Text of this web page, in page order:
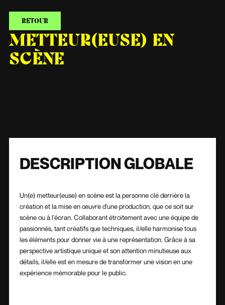
METTEUR(EUSE) EN
SCÈNE
RETOUR
DESCRIPTION GLOBALE
Un(e) metteur(euse) en scène est la personne clé derrière la
création et la mise en œuvre d'une production, que ce soit sur
scène ou à l'écran. Collaborant étroitement avec une équipe de
passionnés, tant créatifs que techniques, il/elle harmonise tous
les éléments pour donner vie à une représentation. Grâce à sa
perspective artistique unique et son attention minutieuse aux
détails, il/elle est en mesure de transformer une vision en une
expérience mémorable pour le public.